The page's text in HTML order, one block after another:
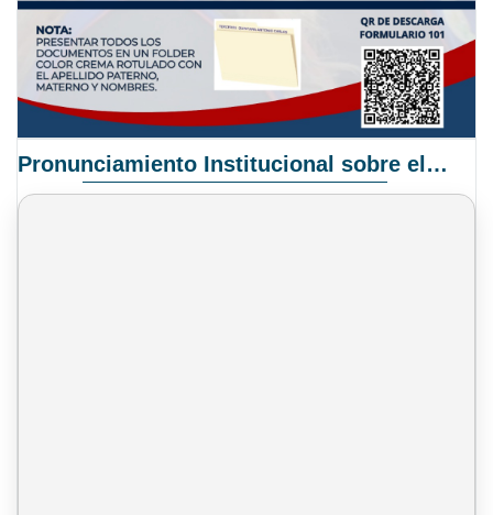
Pronunciamiento Institucional sobre el Proyecto de Ley N° 068/2025-2026 C.S.